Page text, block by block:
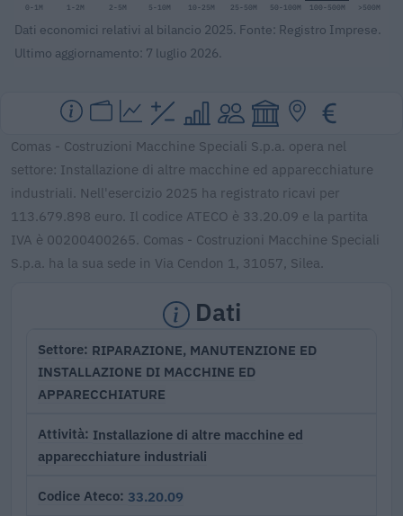
0-1M 1-2M 2-5M 5-10M 10-25M 25-50M 50-100M 100-500M >500M
Dati economici relativi al bilancio 2025. Fonte: Registro Imprese.
Ultimo aggiornamento: 7 luglio 2026.
Comas - Costruzioni Macchine Speciali S.p.a. opera nel
settore: Installazione di altre macchine ed apparecchiature
industriali. Nell'esercizio 2025 ha registrato ricavi per
113.679.898 euro. Il codice ATECO è 33.20.09 e la partita
IVA è 00200400265. Comas - Costruzioni Macchine Speciali
S.p.a. ha la sua sede in Via Cendon 1, 31057, Silea.
Dati
Settore RIPARAZIONE, MANUTENZIONE ED
INSTALLAZIONE DI MACCHINE ED
APPARECCHIATURE
Attività Installazione di altre macchine ed
apparecchiature industriali
Codice Ateco 33.20.09